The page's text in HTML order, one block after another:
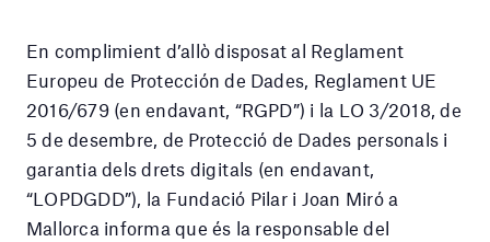
En complimient d’allò disposat al Reglament
Europeu de Protección de Dades, Reglament UE
2016/679 (en endavant, “RGPD”) i la LO 3/2018, de
5 de desembre, de Protecció de Dades personals i
garantia dels drets digitals (en endavant,
“LOPDGDD”), la Fundació Pilar i Joan Miró a
Mallorca informa que és la responsable del